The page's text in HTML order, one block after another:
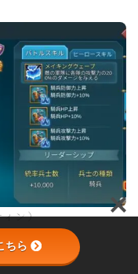
ィン）
ちら